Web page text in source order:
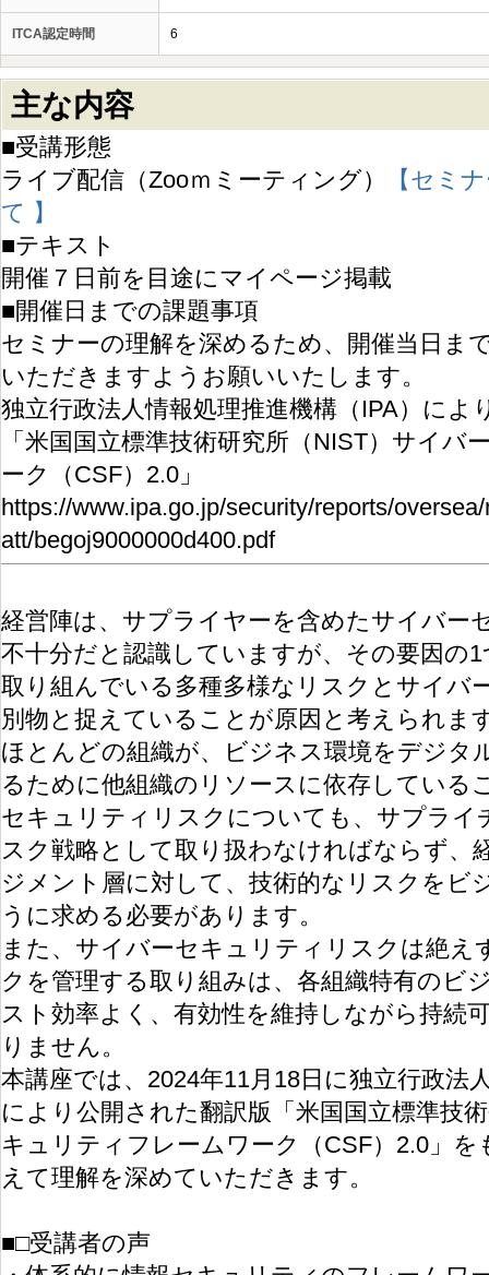
ITCA認定時間 6
主な内容
■受講形態
ライブ配信（Zooｍミーティング）
【セミ
て 】
■テキスト
開催７日前を目途にマイページ掲載
■開催日までの課題事項
セミナーの理解を深めるため、開催当日ま
いただきますようお願いいたします。
独立行政法人情報処理推進機構（IPA）によ
「米国国立標準技術研究所（NIST）サイ
ーク（CSF）2.0」
https://www.ipa.go.jp/security/reports/
att/begoj9000000d400.pdf
経営陣は、サプライヤーを含めたサイバー
不十分だと認識していますが、その要因の
取り組んでいる多種多様なリスクとサイバ
別物と捉えていることが原因と考えられま
ほとんどの組織が、ビジネス環境をデジタ
るために他組織のリソースに依存している
セキュリティリスクについても、サプライ
スク戦略として取り扱わなければならず、
ジメント層に対して、技術的なリスクをビ
うに求める必要があります。
また、サイバーセキュリティリスクは絶え
クを管理する取り組みは、各組織特有のビ
スト効率よく、有効性を維持しながら持続
りません。
本講座では、2024年11月18日に独立行政法
により公開された翻訳版「米国国立標準技
キュリティフレームワーク（CSF）2.0」
えて理解を深めていただきます。
■□受講者の声